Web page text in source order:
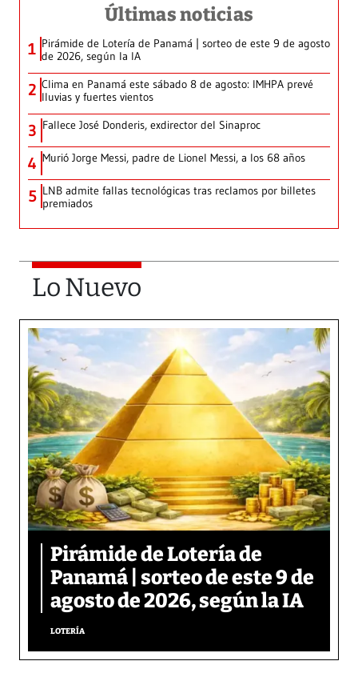
Últimas noticias
1 Pirámide de Lotería de Panamá | sorteo de este 9 de agosto
de 2026, según la IA
2 Clima en Panamá este sábado 8 de agosto: IMHPA prevé
lluvias y fuertes vientos
3 Fallece José Donderis, exdirector del Sinaproc
4 Murió Jorge Messi, padre de Lionel Messi, a los 68 años
5 LNB admite fallas tecnológicas tras reclamos por billetes
premiados
Lo Nuevo
Pirámide de Lotería de
Panamá | sorteo de este 9 de
agosto de 2026, según la IA
LOTERÍA